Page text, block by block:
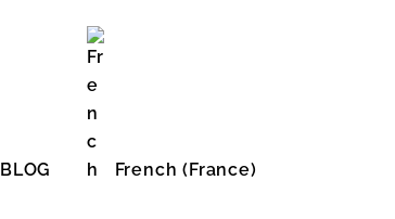
BLOG French (France)